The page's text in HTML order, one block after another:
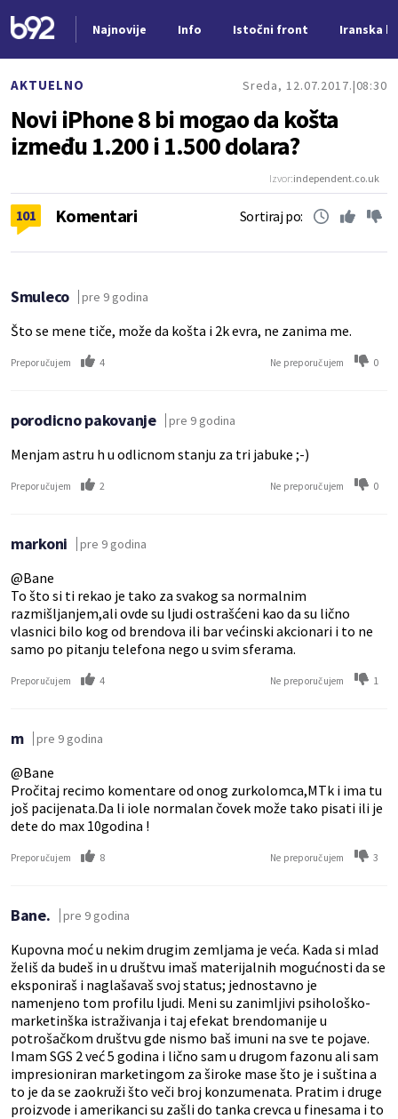
Najnovije Info Istočni front Iranska
AKTUELNO Sreda, 12.07.2017. 08:30
Novi iPhone 8 bi mogao da košta
između 1.200 i 1.500 dolara?
Izvor:independent.co.uk
101 Komentari Sortiraj po:
Smuleco pre 9 godina
Što se mene tiče, može da košta i 2k evra, ne zanima me.
Preporučujem 4 Ne preporučujem 0
porodicno pakovanje pre 9 godina
Menjam astru h u odlicnom stanju za tri jabuke ;-)
Preporučujem 2 Ne preporučujem 0
markoni pre 9 godina
@Bane
To što si ti rekao je tako za svakog sa normalnim
razmišljanjem,ali ovde su ljudi ostrašćeni kao da su lično
vlasnici bilo kog od brendova ili bar većinski akcionari i to ne
samo po pitanju telefona nego u svim sferama.
Preporučujem 4 Ne preporučujem 1
m pre 9 godina
@Bane
Pročitaj recimo komentare od onog zurkolomca,MTk i ima tu
još pacijenata.Da li iole normalan čovek može tako pisati ili je
dete do max 10godina !
Preporučujem 8 Ne preporučujem 3
Bane. pre 9 godina
Kupovna moć u nekim drugim zemljama je veća. Kada si mlad
želiš da budeš in u društvu imaš materijalnih mogućnosti da se
eksponiraš i naglašavaš svoj status; jednostavno je
namenjeno tom profilu ljudi. Meni su zanimljivi psihološko-
marketinška istraživanja i taj efekat brendomanije u
potrošačkom društvu gde nismo baš imuni na sve te pojave.
Imam SGS 2 već 5 godina i lično sam u drugom fazonu ali sam
impresioniran marketingom za široke mase što je i suština a
to je da se zaokruži što veči broj konzumenata. Pratim i druge
proizvode i amerikanci su zašli do tanka crevca u finesama i to